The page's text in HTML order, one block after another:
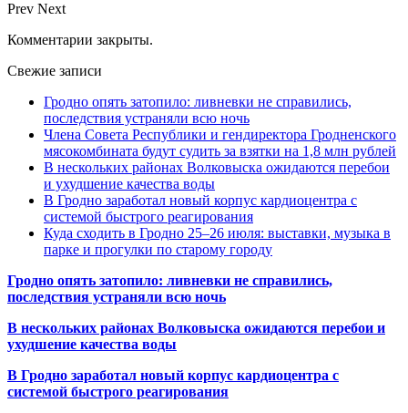
Prev Next
Комментарии закрыты.
Свежие записи
Гродно опять затопило: ливневки не справились,
последствия устраняли всю ночь
Члена Совета Республики и гендиректора Гродненского
мясокомбината будут судить за взятки на 1,8 млн рублей
В нескольких районах Волковыска ожидаются перебои
и ухудшение качества воды
В Гродно заработал новый корпус кардиоцентра с
системой быстрого реагирования
Куда сходить в Гродно 25–26 июля: выставки, музыка в
парке и прогулки по старому городу
Гродно опять затопило: ливневки не справились,
последствия устраняли всю ночь
В нескольких районах Волковыска ожидаются перебои и
ухудшение качества воды
В Гродно заработал новый корпус кардиоцентра с
системой быстрого реагирования